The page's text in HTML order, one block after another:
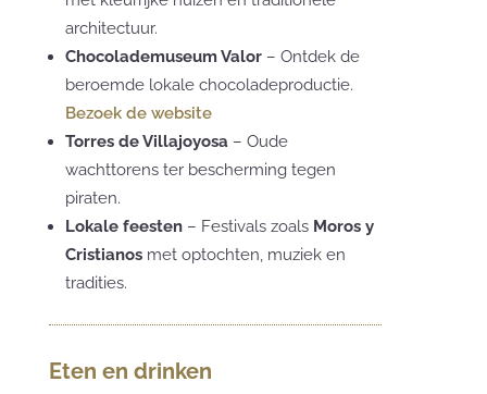
architectuur.
Chocolademuseum Valor– Ontdek de
beroemde lokale chocoladeproductie.
Bezoek de website
Torres de Villajoyosa– Oude
wachttorens ter bescherming tegen
piraten.
Lokale feesten– Festivals zoals Moros y
Cristianosmet optochten, muziek en
tradities.
Eten en drinken